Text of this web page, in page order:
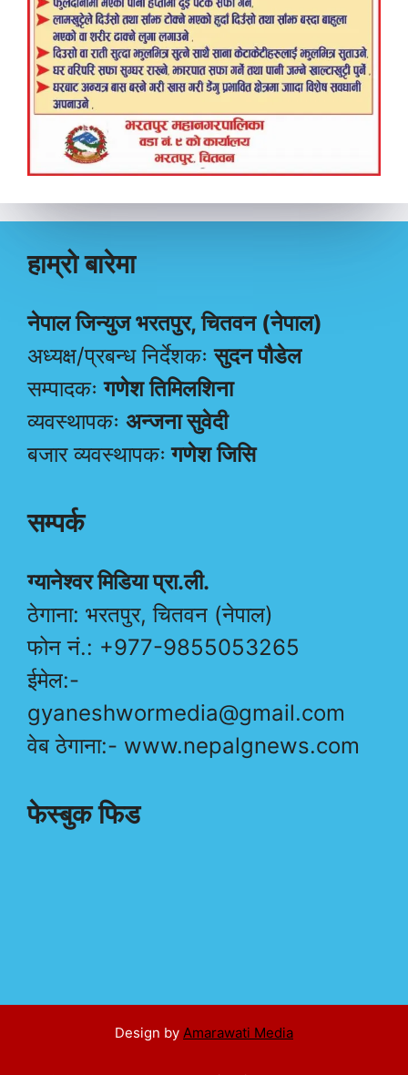
हाम्रो बारेमा
नेपाल जिन्युज भरतपुर, चितवन (नेपाल)
अध्यक्ष/प्रबन्ध निर्देशकःसुदन पौडेल
सम्पादकःगणेश तिमिलशिना
व्यवस्थापकः अन्जना सुवेदी
बजार व्यवस्थापकः गणेश जिसि
सम्पर्क
ग्यानेश्वर मिडिया प्रा.ली.
ठेगाना: भरतपुर, चितवन (नेपाल)
फोन नं.: +977-9855053265
ईमेल:-
gyaneshwormedia@gmail.com
वेब ठेगाना:- www.nepalgnews.com
फेस्बुक फिड
Design by Amarawati Media